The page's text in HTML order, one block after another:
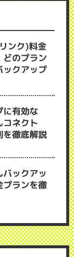
ンク)料金
どのプラン
ックアップ
に有効な
コネクト
徹底解説
バックアッ
プランを徹